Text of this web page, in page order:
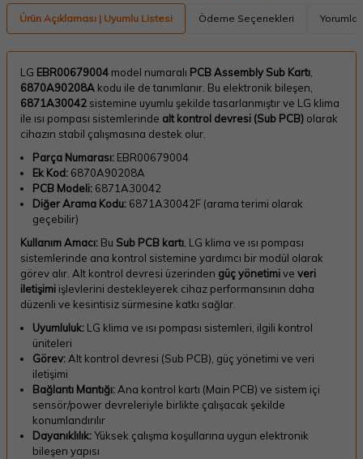
Ürün Açıklaması | Uyumlu Listesi Ödeme Seçenekleri Yorumlar
LG EBR00679004 model numaralı PCB Assembly Sub Kartı,
6870A90208A kodu ile de tanımlanır. Bu elektronik bileşen,
6871A30042 sistemine uyumlu şekilde tasarlanmıştır ve LG klima
ile ısı pompası sistemlerinde alt kontrol devresi (Sub PCB) olarak
cihazın stabil çalışmasına destek olur.
Parça Numarası: EBR00679004
Ek Kod: 6870A90208A
PCB Modeli: 6871A30042
Diğer Arama Kodu: 6871A30042F (arama terimi olarak
geçebilir)
Kullanım Amacı: Bu Sub PCB kartı, LG klima ve ısı pompası
sistemlerinde ana kontrol sistemine yardımcı bir modül olarak
görev alır. Alt kontrol devresi üzerinden güç yönetimive veri
iletişimi işlevlerini destekleyerek cihaz performansının daha
düzenli ve kesintisiz sürmesine katkı sağlar.
Uyumluluk: LG klima ve ısı pompası sistemleri, ilgili kontrol
üniteleri
Görev:Alt kontrol devresi (Sub PCB), güç yönetimi ve veri
iletişimi
Bağlantı Mantığı:Ana kontrol kartı (Main PCB) ve sistem içi
sensör/power devreleriyle birlikte çalışacak şekilde
konumlandırılır
Dayanıklılık:Yüksek çalışma koşullarına uygun elektronik
bileşen yapısı